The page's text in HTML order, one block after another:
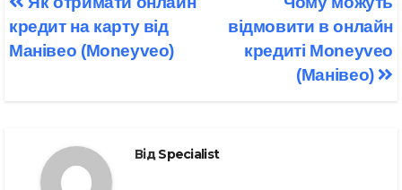
записів
відмовити в онлайн
кредиті Moneyveo
(Манівео)
кредит на карту від
Манівео (Moneyveo)
ВідSpecialist